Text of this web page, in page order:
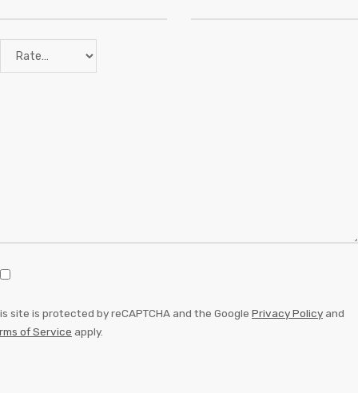
site is protected by reCAPTCHA and the Google Privacy Policy and
of Service apply.